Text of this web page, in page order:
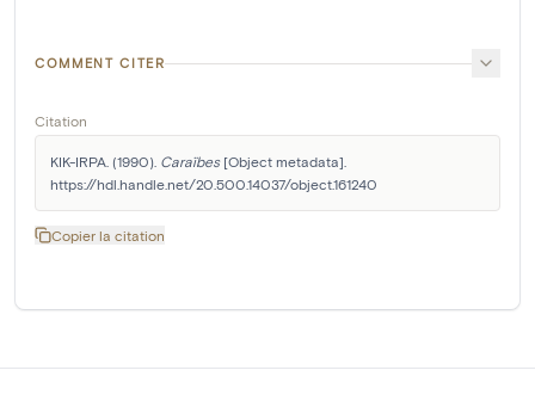
COMMENT CITER
Citation
KIK-IRPA. (1990). Caraïbes [Object metadata].
https://hdl.handle.net/20.500.14037/object.161240
Copier la citation